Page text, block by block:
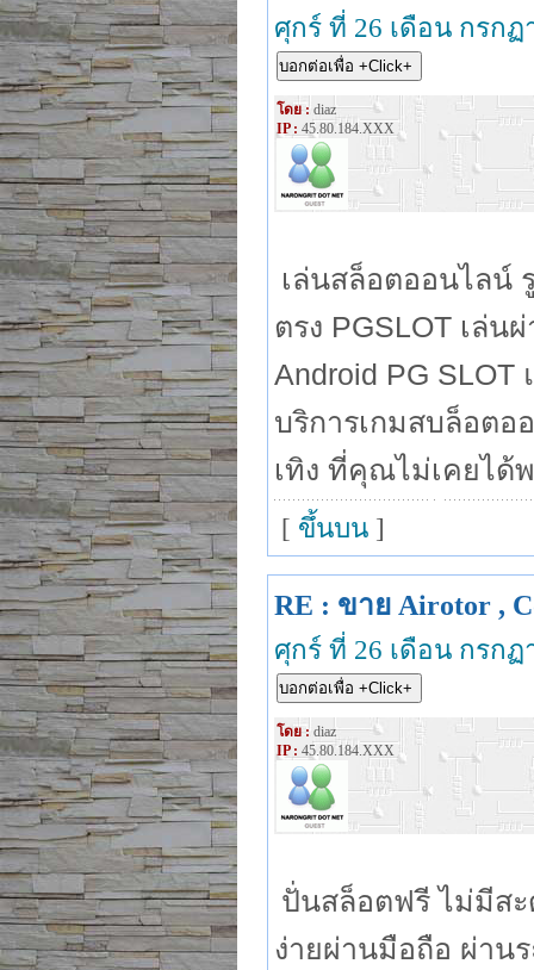
ศุกร์ ที่ 26 เดือน กรกฏ
โดย :diaz
IP : 45.80.184.XXX
เล่นสล็อตออนไลน์
ตรง PGSLOT เล่น
Android PG
บริการเกมสบล็อต
เทิง ที่คุณไม่เคยได้
[ ขึ้นบน ]
RE : ขาย Airotor ,
ศุกร์ ที่ 26 เดือน กรกฏ
โดย :diaz
IP : 45.80.184.XXX
ปั่นสล็อตฟรี ไม่มีส
ง่ายผ่านมือถือ ผ่าน